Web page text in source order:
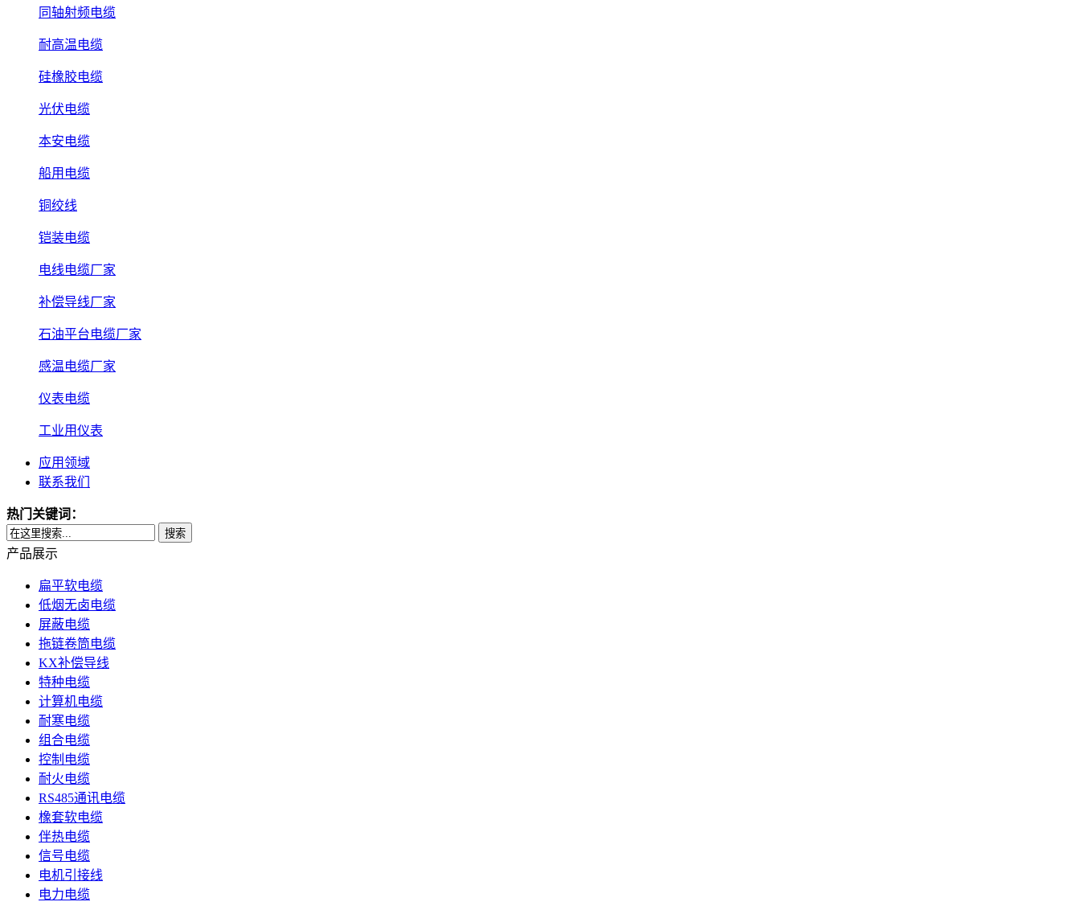
同轴射频电缆
耐高温电缆
硅橡胶电缆
光伏电缆
本安电缆
船用电缆
铜绞线
铠装电缆
电线电缆厂家
补偿导线厂家
石油平台电缆厂家
感温电缆厂家
仪表电缆
工业用仪表
应用领域
联系我们
热门关键词：
搜索
产品展示
扁平软电缆
低烟无卤电缆
屏蔽电缆
拖链卷筒电缆
KX补偿导线
特种电缆
计算机电缆
耐寒电缆
组合电缆
控制电缆
耐火电缆
RS485通讯电缆
橡套软电缆
伴热电缆
信号电缆
电机引接线
电力电缆